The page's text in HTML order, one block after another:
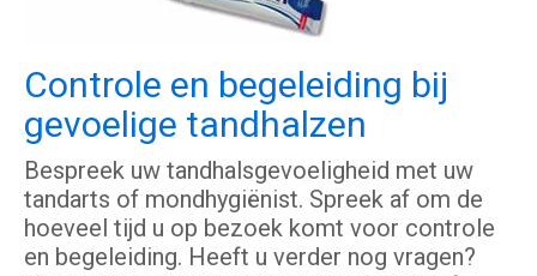
Controle en begeleiding bij
gevoelige tandhalzen
Bespreek uw tandhalsgevoeligheid met uw
tandarts of mondhygiënist. Spreek af om de
hoeveel tijd u op bezoek komt voor controle
en begeleiding. Heeft u verder nog vragen?